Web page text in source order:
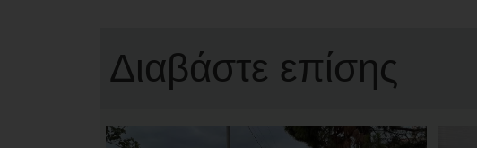
Διαβάστε επίσης